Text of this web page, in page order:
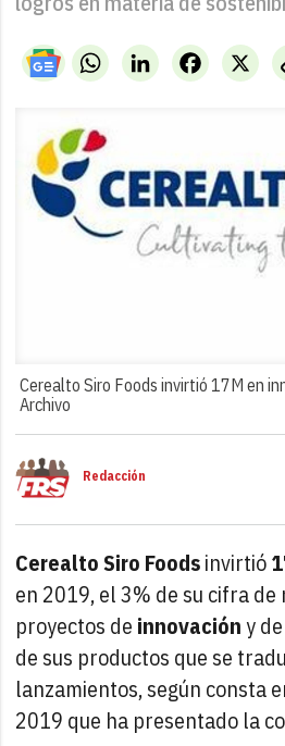
WhatsAppLinkedIn X
Facebook
Cerealto Siro Foods invirtió 17M en
Archivo
Redacción
Cerealto Siro Foodsinvirtió
en 2019, el 3% de su cifra de
proyectos de innovacióny
de sus productos que se
lanzamientos, según consta
2019 que ha presentado la